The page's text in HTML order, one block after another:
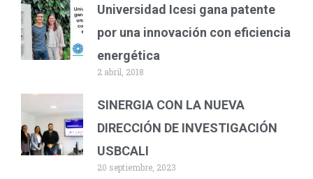
Universidad Icesi gana patente
por una innovación con eficiencia
energética
2 abril, 2018
SINERGIA CON LA NUEVA
DIRECCIÓN DE INVESTIGACIÓN
USBCALI
20 septiembre, 2023